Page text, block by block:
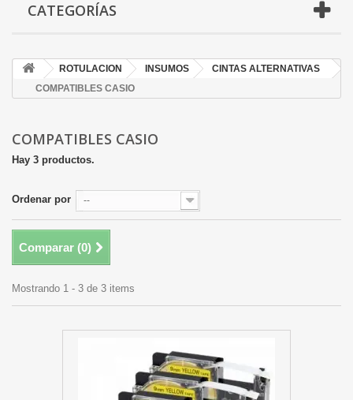
CATEGORÍAS
ROTULACION INSUMOS
CINTAS ALTERNATIVAS
COMPATIBLES CASIO
COMPATIBLES CASIO
Hay 3 productos.
Ordenar por --
Comparar (0)
Mostrando 1 - 3 de 3 items